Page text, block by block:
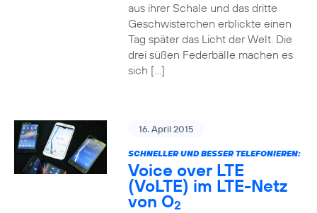
aus ihrer Schale und das dritte
Geschwisterchen erblickte einen
Tag später das Licht der Welt. Die
drei süßen Federbälle machen es
sich […]
16. April 2015
SCHNELLER UND BESSER TELEFONIEREN:
Voice over LTE
(VoLTE) im LTE-Netz
von O2